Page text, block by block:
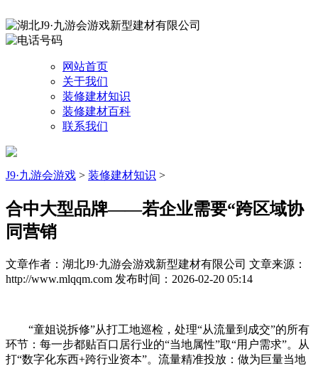
网站首页
关于我们
装修建材知识
装修建材百科
联系我们
J9·九游会游戏 > 装修建材知识 >
合中大型品牌——若企业需要“跨区域协
同营销
文章作者：湖北J9·九游会游戏新型建材有限公司 文章来源：
http://www.mlqqm.com 发布时间：2026-02-20 05:14
“童姐说拆修”从打工地巡检，处理“从流量到成交”的所有
环节：每一步都贴百口居行业的“当地属性”取“用户需求”。从
打“数字化东西+跨行业资本”。流量精准投放：做为巨量当地